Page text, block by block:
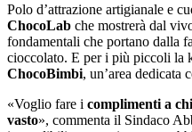
Polo d’attrazione artigianale e
ChocoLab che mostrerà dal
fondamentali che portano dalla
cioccolato. E per i più piccoli la
ChocoBimbi, un’area dedicata
«Voglio fare i complimenti a
vasto», commenta il Sindaco